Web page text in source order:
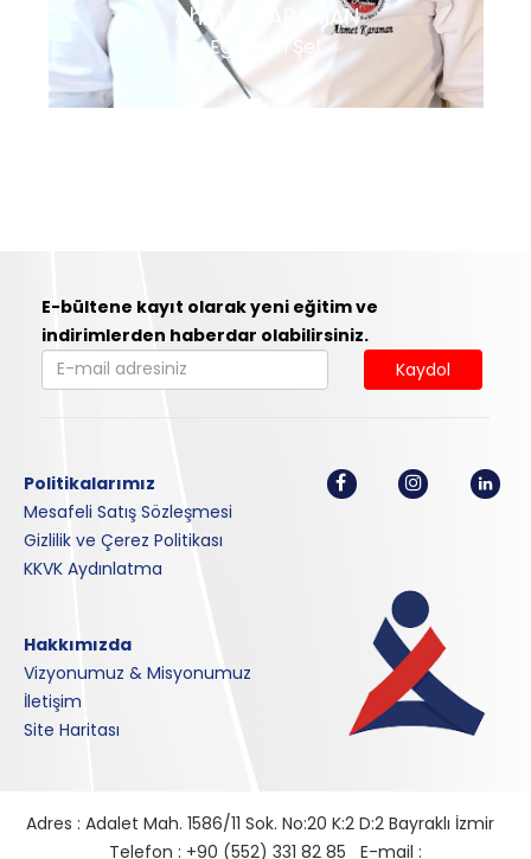
Ahmet KARAMAN
Eğitmen Şef
E-bültene kayıt olarak yeni eğitim ve
indirimlerden haberdar olabilirsiniz.
Kaydol
Politikalarımız
Mesafeli Satış Sözleşmesi
Gizlilik ve Çerez Politikası
KKVK Aydınlatma
Hakkımızda
Vizyonumuz & Misyonumuz
İletişim
Site Haritası
Adres : Adalet Mah. 1586/11 Sok. No:20 K:2 D:2 Bayraklı İzmir
Telefon : +90 (552) 331 82 85 E-mail :